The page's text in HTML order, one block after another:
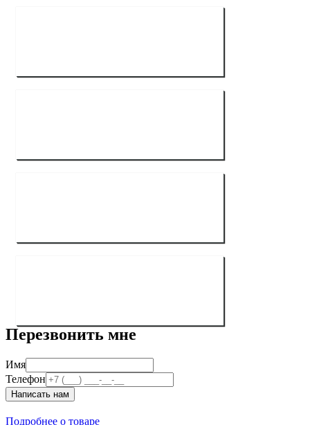
Перезвонить мне
Имя
Телефон
Написать нам
Подробнее о товаре